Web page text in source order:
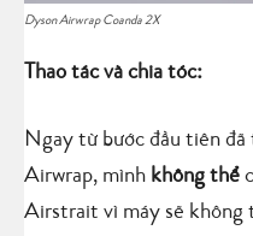
Dyson Airwrap Coanda 2X
Thao tác và chia tóc:
Ngay từ bước đầu tiên
Airwrap, mình không thể
Airstrait vì máy sẽ không